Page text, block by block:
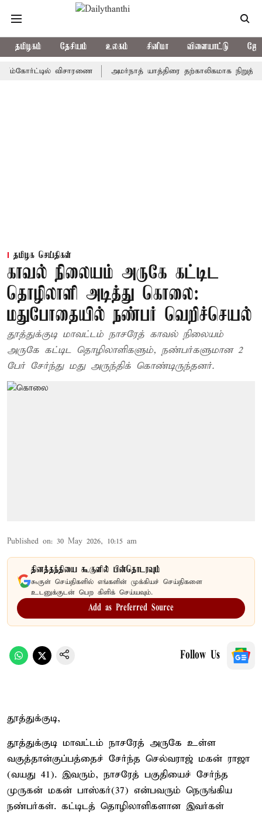
தமிழகம் தேசியம் உலகம் சினிமா விளையாட்டு
விசாரணை அமர்நாத் யாத்திரை தற்காலிகமாக நிறுத்தம்
தமிழக செய்திகள்
காவல் நிலையம் அருகே கட்டிட
தொழிலாளி அடித்து கொலை:
மதுபோதையில் நண்பர் வெறிச்செயல்
தூத்துக்குடி மாவட்டம் நாசரேத் காவல் நிலையம்
அருகே கட்டிட தொழிலாளிகளும், நண்பர்களுமான 2
பேர் சேர்ந்து மது அருந்திக் கொண்டிருந்தனர்.
Published on: 30 May 2026, 10:15 am
தினத்தந்தியை கூகுளில் பின்தொடரவும்
கூகுள் செய்திகளில் எங்களின் முக்கியச் செய்திகளை
உடனுக்குடன் பெற கிளிக் செய்யவும்.
Add as Preferred Source
Follow Us
தூத்துக்குடி,
தூத்துக்குடி மாவட்டம் நாசரேத் அருகே உள்ள
வகுத்தான்குப்பத்தைச் சேர்ந்த செல்வராஜ் மகன் ராஜா
(வயது 41). இவரும், நாசரேத் பகுதியைச் சேர்ந்த
முருகன் மகன் பாஸ்கர்(37) என்பவரும் நெருங்கிய
நண்பர்கள். கட்டிடத் தொழிலாளிகளான இவர்கள்